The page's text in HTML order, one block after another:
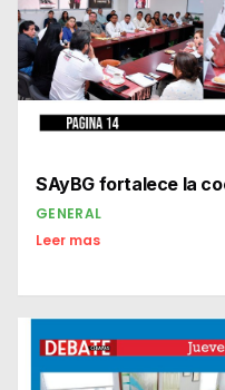
SAyBG fortalece la
GENERAL
Leer mas